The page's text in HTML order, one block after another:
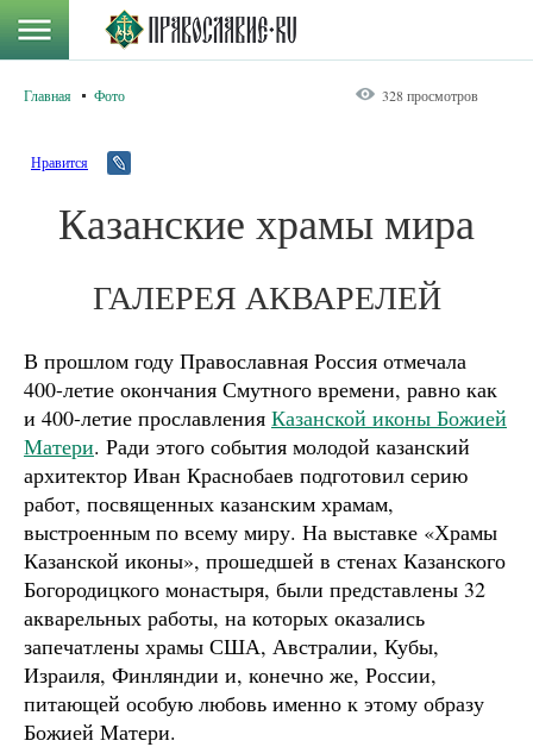
Главная Фото 328 просмотров
Нравится
Казанские храмы мира
ГАЛЕРЕЯ АКВАРЕЛЕЙ
В прошлом году Православная Россия отмечала
400-летие окончания Смутного времени, равно как
и 400-летие прославления Казанской иконы Божией
Матери. Ради этого события молодой казанский
архитектор Иван Краснобаев подготовил серию
работ, посвященных казанским храмам,
выстроенным по всему миру. На выставке «Храмы
Казанской иконы», прошедшей в стенах Казанского
Богородицкого монастыря, были представлены 32
акварельных работы, на которых оказались
запечатлены храмы США, Австралии, Кубы,
Израиля, Финляндии и, конечно же, России,
питающей особую любовь именно к этому образу
Божией Матери.